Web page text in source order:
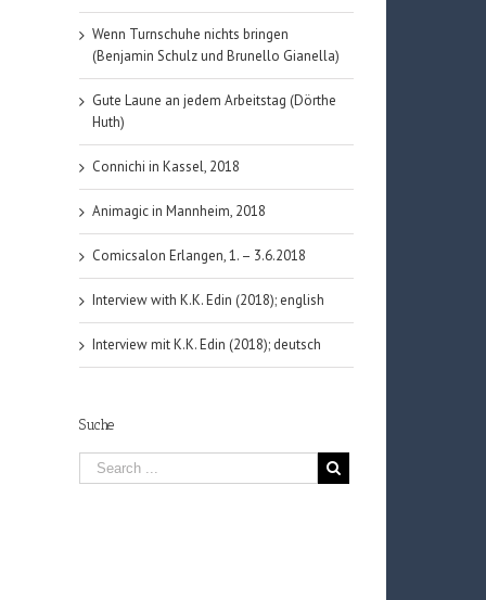
Wenn Turnschuhe nichts bringen
(Benjamin Schulz und Brunello Gianella)
Gute Laune an jedem Arbeitstag (Dörthe
Huth)
Connichi in Kassel, 2018
Animagic in Mannheim, 2018
Comicsalon Erlangen, 1. – 3.6.2018
Interview with K.K. Edin (2018); english
Interview mit K.K. Edin (2018); deutsch
Suche